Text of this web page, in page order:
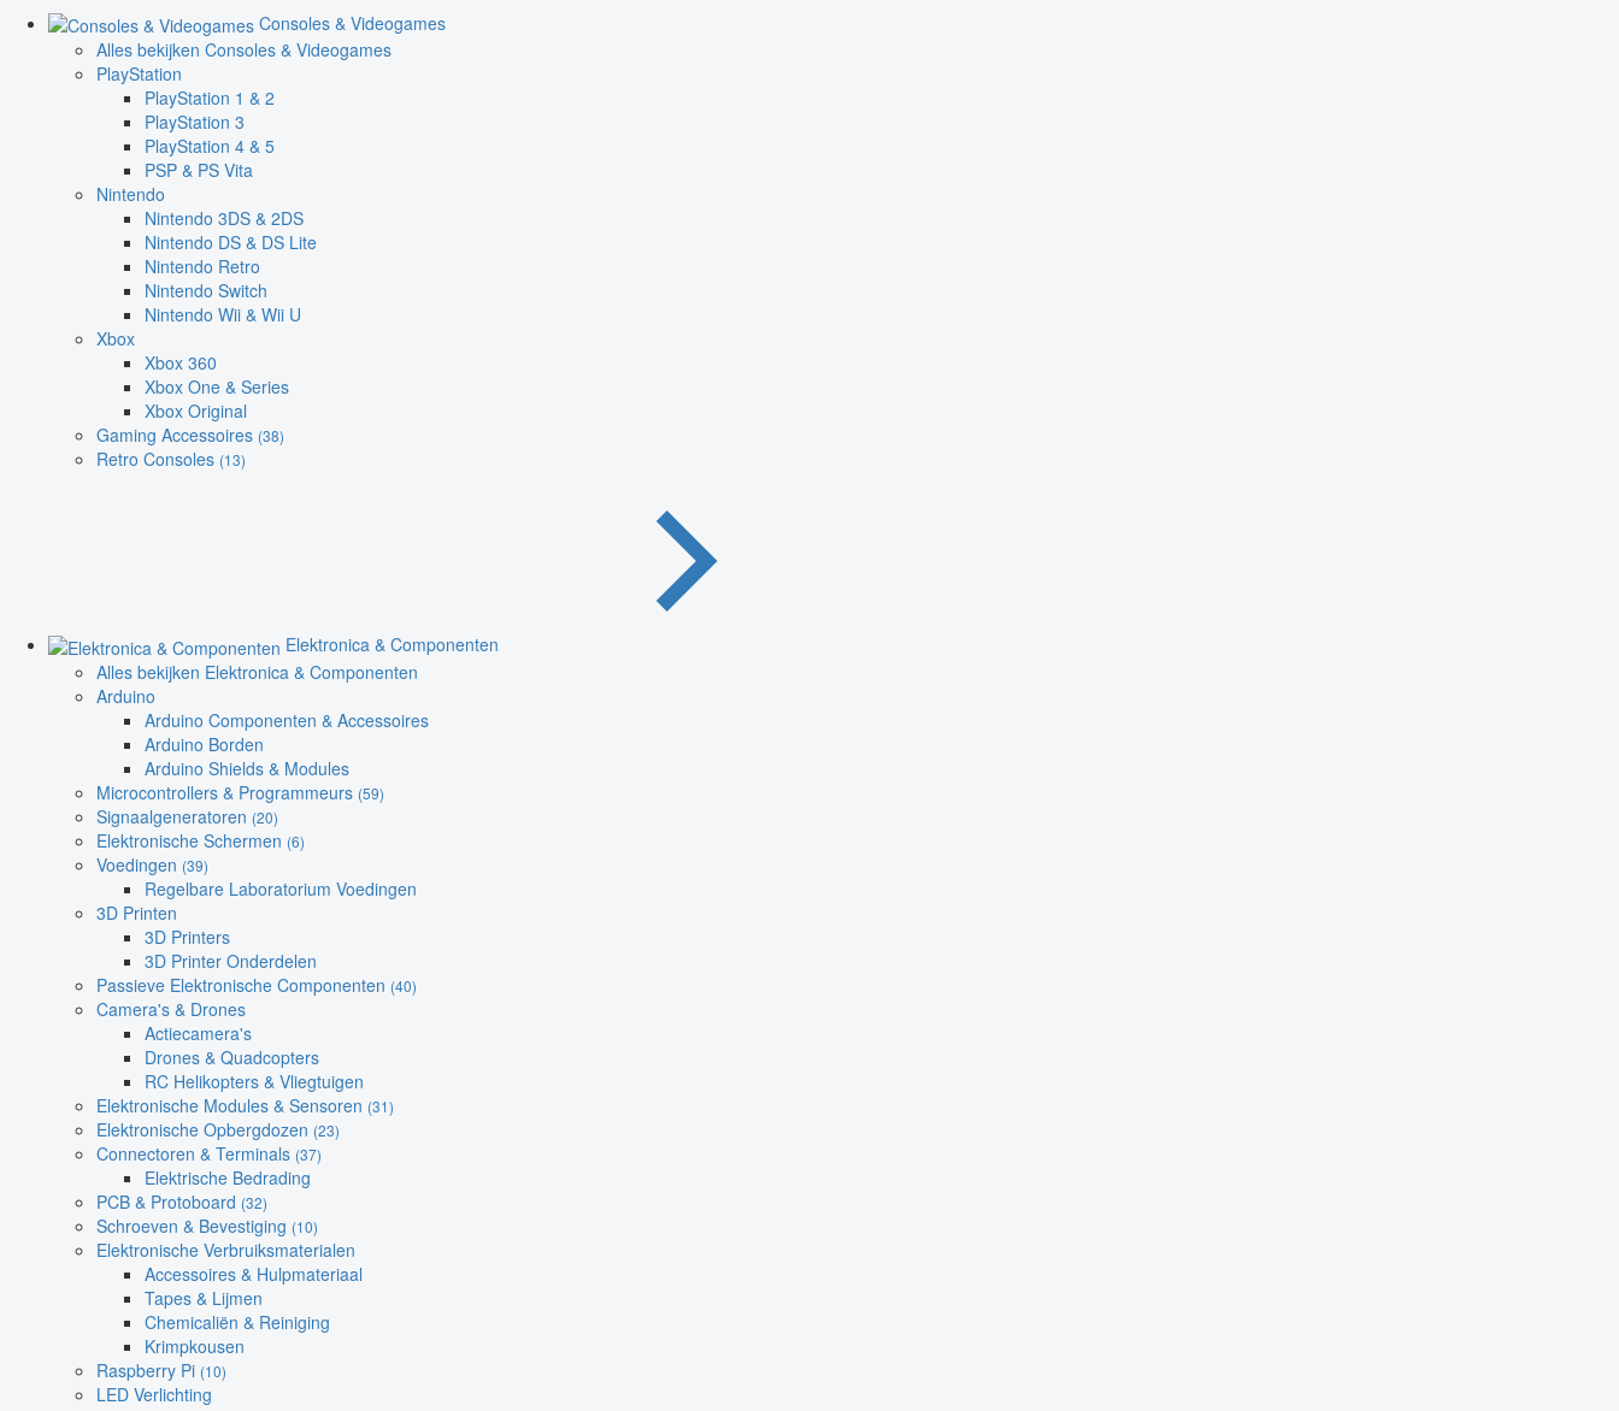
Consoles & Videogames
Alles bekijken Consoles & Videogames
PlayStation
PlayStation 1 & 2
PlayStation 3
PlayStation 4 & 5
PSP & PS Vita
Nintendo
Nintendo 3DS & 2DS
Nintendo DS & DS Lite
Nintendo Retro
Nintendo Switch
Nintendo Wii & Wii U
Xbox
Xbox 360
Xbox One & Series
Xbox Original
Gaming Accessoires (38)
Retro Consoles (13)
Elektronica & Componenten
Alles bekijken Elektronica & Componenten
Arduino
Arduino Componenten & Accessoires
Arduino Borden
Arduino Shields & Modules
Microcontrollers & Programmeurs (59)
Signaalgeneratoren (20)
Elektronische Schermen (6)
Voedingen (39)
Regelbare Laboratorium Voedingen
3D Printen
3D Printers
3D Printer Onderdelen
Passieve Elektronische Componenten (40)
Camera's & Drones
Actiecamera's
Drones & Quadcopters
RC Helikopters & Vliegtuigen
Elektronische Modules & Sensoren (31)
Elektronische Opbergdozen (23)
Connectoren & Terminals (37)
Elektrische Bedrading
PCB & Protoboard (32)
Schroeven & Bevestiging (10)
Elektronische Verbruiksmaterialen
Accessoires & Hulpmateriaal
Tapes & Lijmen
Chemicaliën & Reiniging
Krimpkousen
Raspberry Pi (10)
LED Verlichting